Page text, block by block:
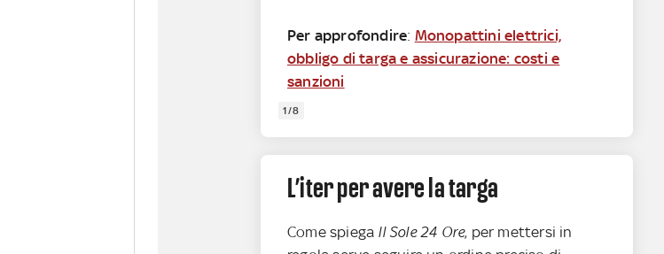
Per approfondire: Monopattini elettrici,
obbligo di targa e assicurazione: costi e
sanzioni
1/8
L’iter per avere la targa
Come spiega Il Sole 24 Ore, per mettersi in